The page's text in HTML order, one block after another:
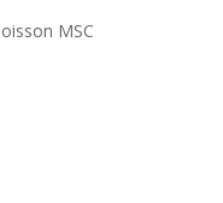
MSC